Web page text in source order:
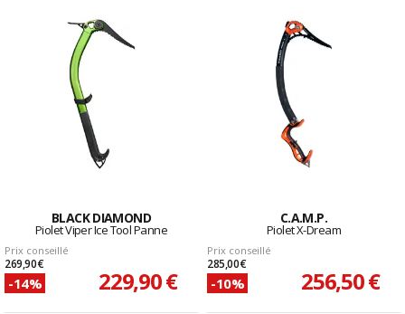
BLACK DIAMOND
Piolet Viper Ice Tool Panne
Prix conseillé
269,90 €
-14% 229,90 €
C.A.M.P.
Piolet X-Dream
Prix conseillé
285,00 €
-10% 256,50 €